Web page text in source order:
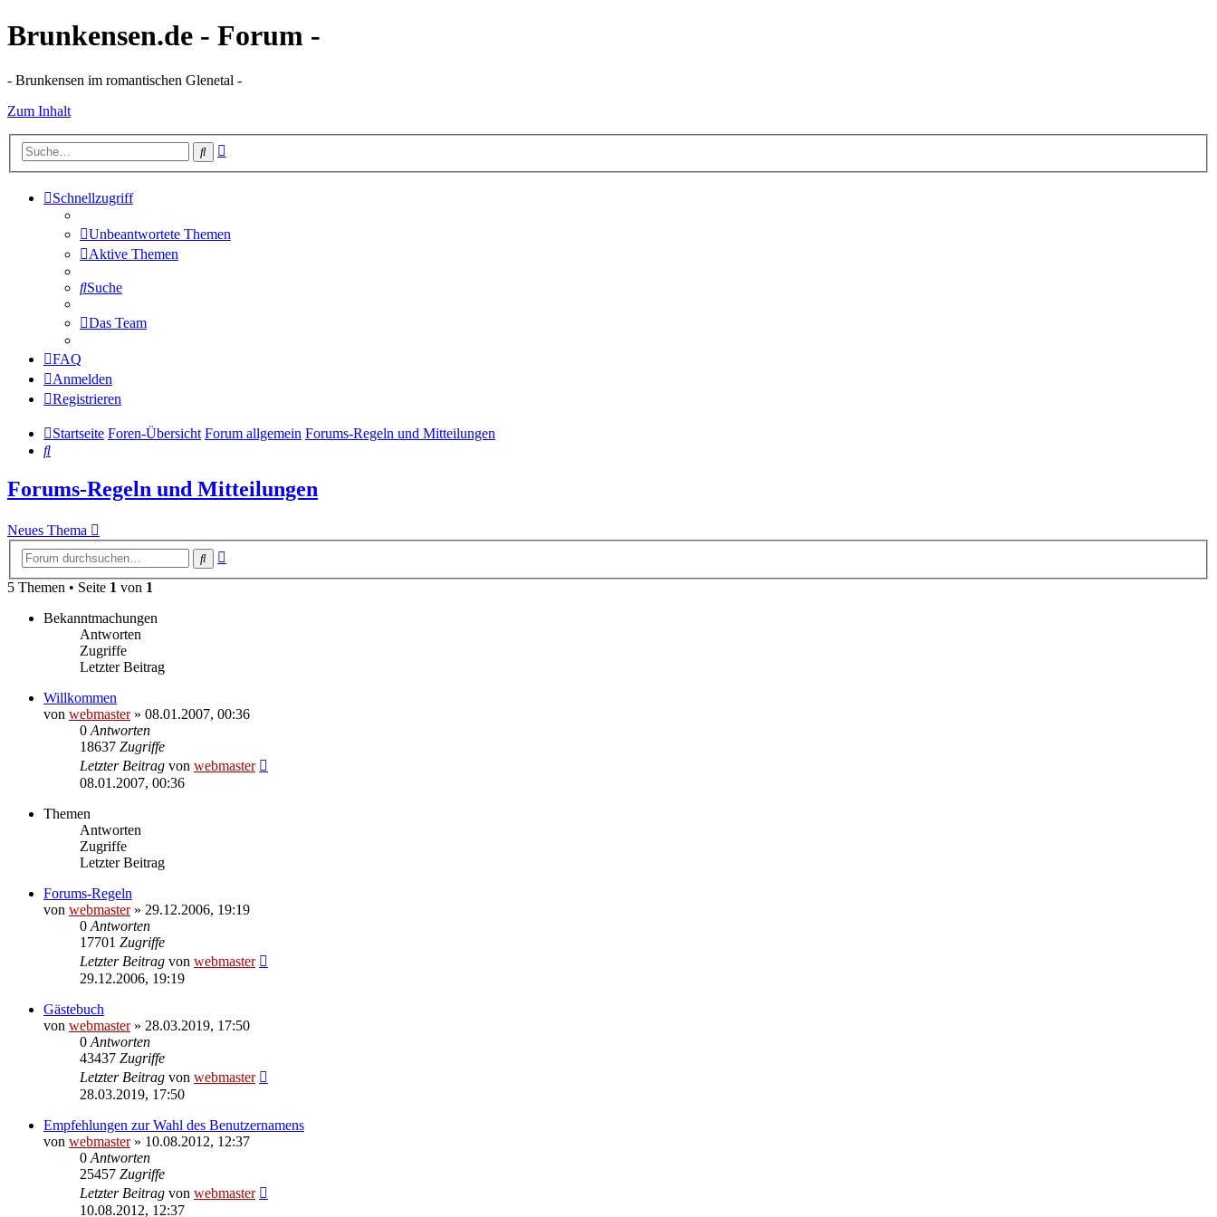
Brunkensen.de - Forum -
- Brunkensen im romantischen Glenetal -
Zum Inhalt
Suche
Schnellzugriff
Unbeantwortete Themen
Aktive Themen
Suche
Das Team
FAQ
Anmelden
Registrieren
Startseite Foren-Übersicht Forum allgemein Forums-Regeln und Mitteilungen
Suche
Forums-Regeln und Mitteilungen
Neues Thema
Suche
5 Themen • Seite 1 von 1
Bekanntmachungen
Antworten
Zugriffe
Letzter Beitrag
Willkommen
von webmaster» 08.01.2007, 00:36
0 Antworten
18637 Zugriffe
Letzter Beitrag von webmaster
08.01.2007, 00:36
Themen
Antworten
Zugriffe
Letzter Beitrag
Forums-Regeln
von webmaster» 29.12.2006, 19:19
0 Antworten
17701 Zugriffe
Letzter Beitrag von webmaster
29.12.2006, 19:19
Gästebuch
von webmaster» 28.03.2019, 17:50
0 Antworten
43437 Zugriffe
Letzter Beitrag von webmaster
28.03.2019, 17:50
Empfehlungen zur Wahl des Benutzernamens
von webmaster» 10.08.2012, 12:37
0 Antworten
25457 Zugriffe
Letzter Beitrag von webmaster
10.08.2012, 12:37